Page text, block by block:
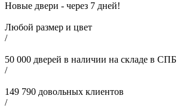
Новые двери - через 7 дней!
Любой размер и цвет
/
50 000 дверей в наличии на складе в СПБ
/
149 790 довольных клиентов
/